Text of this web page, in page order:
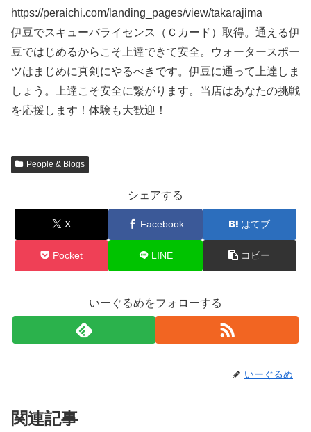
https://peraichi.com/landing_pages/view/takarajima
伊豆でスキューバライセンス（Ｃカード）取得。通える伊
豆ではじめるからこそ上達できて安全。ウォータースポー
ツはまじめに真剣にやるべきです。伊豆に通って上達しま
しょう。上達こそ安全に繋がります。当店はあなたの挑戦
を応援します！体験も大歓迎！
People & Blogs
シェアする
X Facebook はてブ
Pocket LINE コピー
いーぐるめをフォローする
いーぐるめ
関連記事